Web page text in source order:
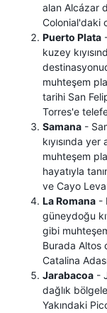
alan Alcázar
Colonial'daki
Puerto Plata
kuzey
muhteşem
tarihi San
Torres'e
Samana -
kıyısında
muhteşem
hayatıyla
ve Cayo
La Romana -
güneydoğu
gibi
Burada Altos
Catalina
Jarabacoa -
dağlık
Yakındaki